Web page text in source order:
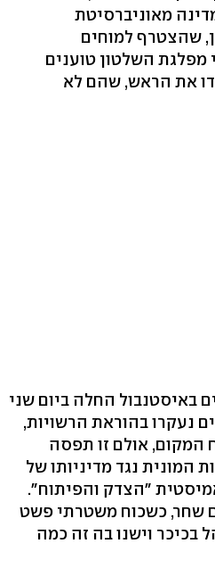
מאוניברסיטת
שהצטרף למוחים
מפלגת השלטון טוענים
את הראש, שהם לא
באיסטנבול החלה ביום שני
נעקרו בהוראת הרשויות,
המקום, אולם זו תפסה
נגד מדיניותו של
"הצדק והפיתוח".
שחר, כשכוח משטרתי פשט
בכיכר וישנו בה זה כמה